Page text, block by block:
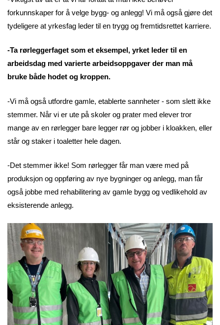
forkunnskaper for å velge bygg- og anlegg! Vi må også gjøre det
tydeligere at yrkesfag leder til en trygg og fremtidsrettet karriere.
-Ta rørleggerfaget som et eksempel, yrket leder til en
arbeidsdag med varierte arbeidsoppgaver der man må
bruke både hodet og kroppen.
-Vi må også utfordre gamle, etablerte sannheter - som slett ikke
stemmer. Når vi er ute på skoler og prater med elever tror
mange av en rørlegger bare legger rør og jobber i kloakken, eller
står og staker i toaletter hele dagen.
-Det stemmer ikke! Som rørlegger får man være med på
produksjon og oppføring av nye bygninger og anlegg, man får
også jobbe med rehabilitering av gamle bygg og vedlikehold av
eksisterende anlegg.